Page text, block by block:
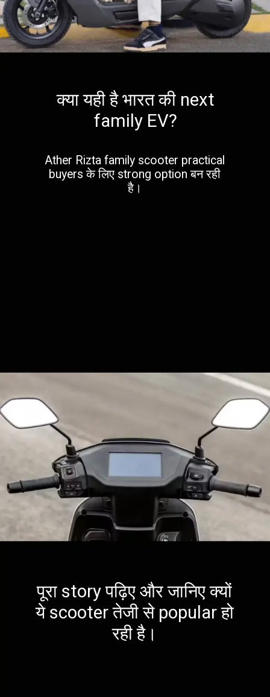
क्या यही है भारत की next
family EV?
Ather Rizta family scooter practical
buyers के लिए strong option बन रही
है।
पूरा story पढ़िए और जानिए क्यों
ये scooter तेजी से popular हो
रही है।